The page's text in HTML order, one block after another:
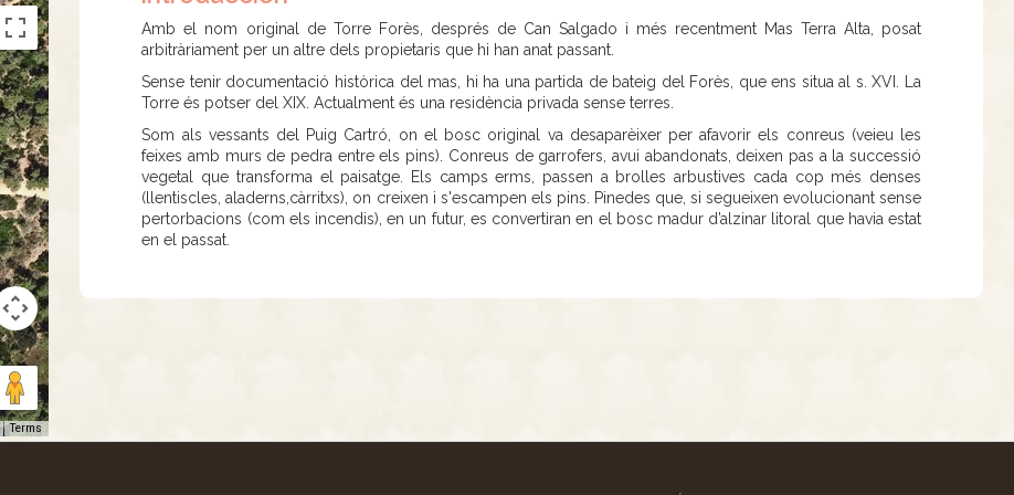
Terms
Amb el nom original de Torre Forès, després de Can Salgado i més recentment Mas Terra Alta, posat
arbitràriament per un altre dels propietaris que hi han anat passant.
Sense tenir documentació històrica del mas, hi ha una partida de bateig del Forès, que ens situa al s. XVI. La
Torre és potser del XIX. Actualment és una residència privada sense terres.
Som als vessants del Puig Cartró, on el bosc original va desaparèixer per afavorir els conreus (veieu les
feixes amb murs de pedra entre els pins). Conreus de garrofers, avui abandonats, deixen pas a la successió
vegetal que transforma el paisatge. Els camps erms, passen a brolles arbustives cada cop més denses
(llentiscles, aladerns,càrritxs), on creixen i s'escampen els pins. Pinedes que, si segueixen evolucionant sense
pertorbacions (com els incendis), en un futur, es convertiran en el bosc madur d’alzinar litoral que havia estat
en el passat.